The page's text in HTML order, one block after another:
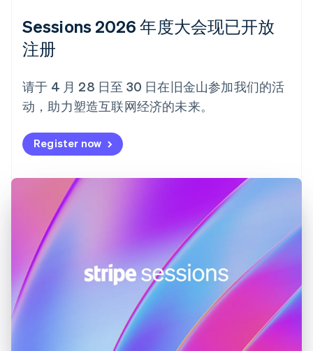
Sessions 2026 年度大会现已开放
注册
请于 4 月 28 日至 30 日在旧金山参加我们的活
动，助力塑造互联网经济的未来。
Register now
法国
FrançaisEnglish
芬兰
荷兰
NederlandsEnglish
加拿大
捷克
English
EnglishItaliano
拉脱维亚
English
立陶宛
English
列支敦士登
Deutsch
English